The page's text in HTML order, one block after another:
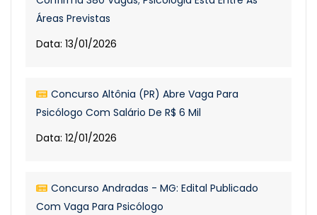
Áreas Previstas
Data: 13/01/2026
Concurso Altônia (PR) Abre Vaga Para
Psicólogo Com Salário De R$ 6 Mil
Data: 12/01/2026
Concurso Andradas - MG: Edital Publicado
Com Vaga Para Psicólogo